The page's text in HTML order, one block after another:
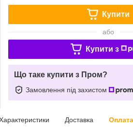
Купити
або
Купити з
Що таке купити з Пром?
Замовлення під захистом
Доставка Оплата